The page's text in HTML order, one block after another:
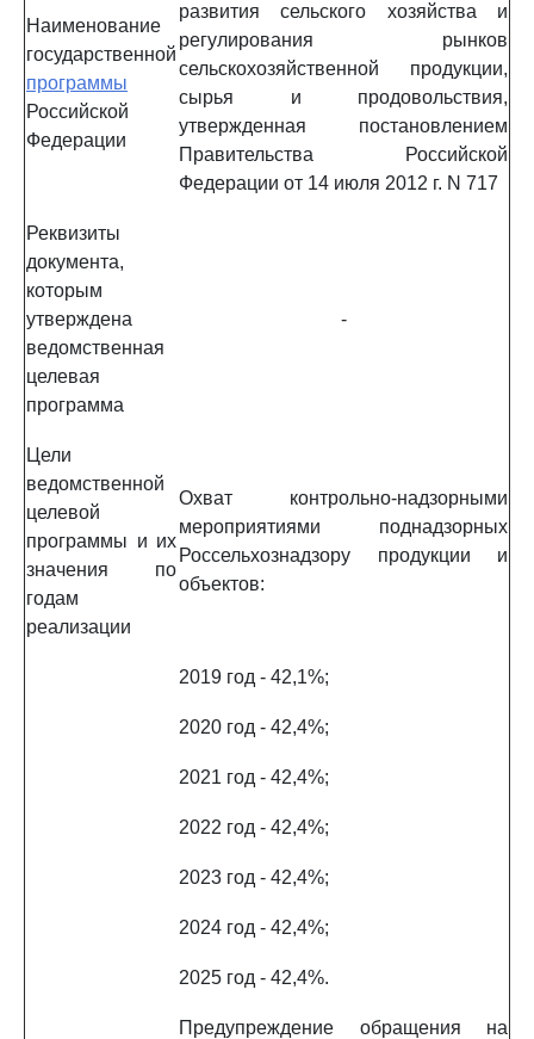
Наименование
государственной
программы
Российской
Федерации
развития сельского хозяйства и
регулирования рынков
сельскохозяйственной продукции,
сырья и продовольствия,
утвержденная постановлением
Правительства Российской
Федерации от 14 июля 2012 г. N 717
Реквизиты
документа,
которым
утверждена
ведомственная
целевая
программа
-
Цели
ведомственной
целевой
программы и их
значения по
годам
реализации
Охват контрольно-надзорными
мероприятиями поднадзорных
Россельхознадзору продукции и
объектов:
2019 год - 42,1%;
2020 год - 42,4%;
2021 год - 42,4%;
2022 год - 42,4%;
2023 год - 42,4%;
2024 год - 42,4%;
2025 год - 42,4%.
Предупреждение обращения на